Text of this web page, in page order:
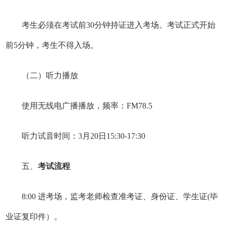
考生必须在考试前30分钟持证进入考场。考试正式开始
前5分钟，考生不得入场。
（二）听力播放
使用无线电广播播放，频率：FM78.5
听力试音时间：3月20日15:30-17:30
五、考试流程
8:00 进考场，监考老师检查准考证、身份证、学生证(毕
业证复印件）。